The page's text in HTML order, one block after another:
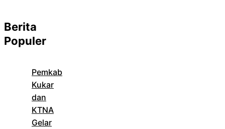
Berita
Populer
Pemkab
Kukar
dan
KTNA
Gelar